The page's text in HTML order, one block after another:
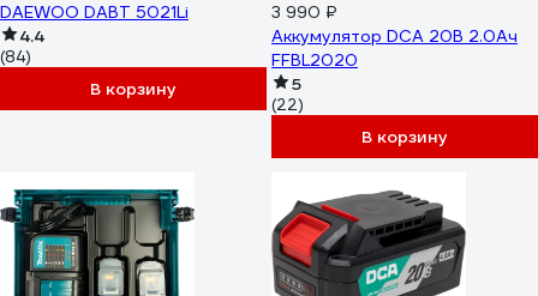
DAEWOO DABT 5021Li
4.4
(84)
В корзину
3 990 ₽
Аккумулятор DCA 20В 2.0Ач
FFBL2020
5
(22)
В корзину